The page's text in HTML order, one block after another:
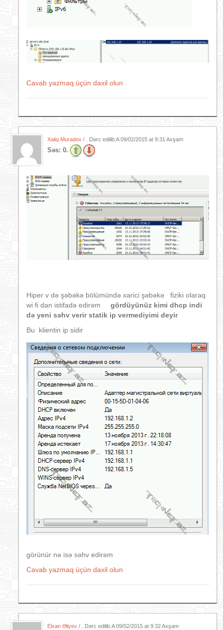
Cavab yazmaq üçün daxil olun
Xaliq Muradov / . Dərc edilib:A09/02/2015 at 9:31 Axşam
Səs: 0.
Hiper v də şəbəkə bölümündə xarici şəbəkə fiziki olaraq
wi fi dan istifadə edirəm gördüyünüz kimi dhcp indi
də yeni səhv verir statik ip vermediyimi deyir
Bu klientin ip sidir
görünür nə isə səhv edirəm
Cavab yazmaq üçün daxil olun
Elxan Əliyev / . Dərc edilib:A09/02/2015 at 9:32 Axşam